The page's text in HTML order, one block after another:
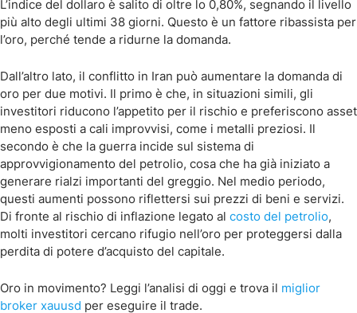
L’indice del dollaro è salito di oltre lo 0,80%, segnando il livello
più alto degli ultimi 38 giorni. Questo è un fattore ribassista per
l’oro, perché tende a ridurne la domanda.
Dall’altro lato, il conflitto in Iran può aumentare la domanda di
oro per due motivi. Il primo è che, in situazioni simili, gli
investitori riducono l’appetito per il rischio e preferiscono asset
meno esposti a cali improvvisi, come i metalli preziosi. Il
secondo è che la guerra incide sul sistema di
approvvigionamento del petrolio, cosa che ha già iniziato a
generare rialzi importanti del greggio. Nel medio periodo,
questi aumenti possono riflettersi sui prezzi di beni e servizi.
Di fronte al rischio di inflazione legato al costo del petrolio,
molti investitori cercano rifugio nell’oro per proteggersi dalla
perdita di potere d’acquisto del capitale.
Oro in movimento? Leggi l’analisi di oggi e trova il miglior
broker xauusd per eseguire il trade.